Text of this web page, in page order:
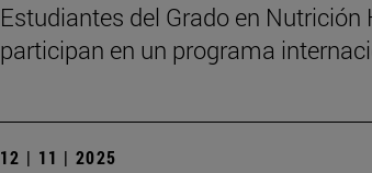
Estudiantes del Grado en
participan en un programa
12 | 11 | 2025